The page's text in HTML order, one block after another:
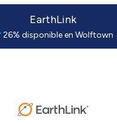
EarthLink
26% disponible en Wolftown